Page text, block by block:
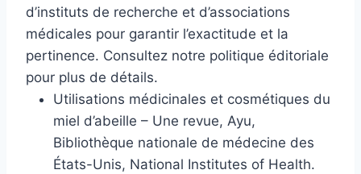
d’instituts de recherche et d’associations
médicales pour garantir l’exactitude et la
pertinence. Consultez notre politique éditoriale
pour plus de détails.
Utilisations médicinales et cosmétiques du
miel d’abeille – Une revue, Ayu,
Bibliothèque nationale de médecine des
États-Unis, National Institutes of Health.